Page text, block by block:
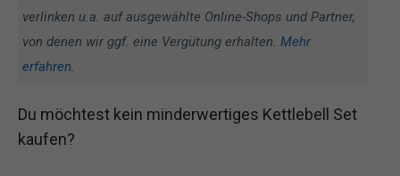
verlinken u.a. auf ausgewählte Online-Shops und Partner,
von denen wir ggf. eine Vergütung erhalten. Mehr
erfahren.
Du möchtest kein minderwertiges Kettlebell Set
kaufen?